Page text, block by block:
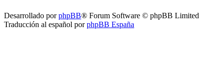
Desarrollado porphpBB® Forum Software © phpBB Limited
Traducción al español porphpBB España